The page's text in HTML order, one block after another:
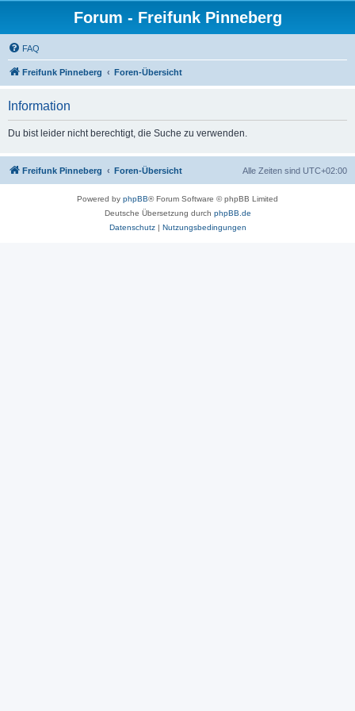
Forum - Freifunk Pinneberg
FAQ
Freifunk Pinneberg Foren-Übersicht
Information
Du bist leider nicht berechtigt, die Suche zu verwenden.
Freifunk Pinneberg Foren-Übersicht Alle Zeiten sind UTC+02:00
Powered by phpBB® Forum Software © phpBB Limited
Deutsche Übersetzung durch phpBB.de
Datenschutz| Nutzungsbedingungen